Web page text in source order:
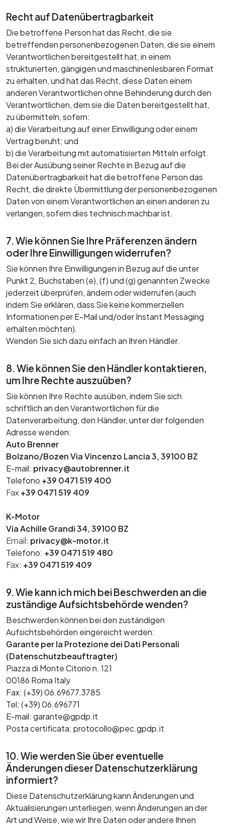
Recht auf Datenübertragbarkeit
Die betroffene Person hat das Recht, die sie
betreffenden personenbezogenen Daten, die sie einem
Verantwortlichen bereitgestellt hat, in einem
strukturierten, gängigen und maschinenlesbaren Format
zu erhalten, und hat das Recht, diese Daten einem
anderen Verantwortlichen ohne Behinderung durch den
Verantwortlichen, dem sie die Daten bereitgestellt hat,
zu übermitteln, sofern:
a) die Verarbeitung auf einer Einwilligung oder einem
Vertrag beruht; und
b) die Verarbeitung mit automatisierten Mitteln erfolgt.
Bei der Ausübung seiner Rechte in Bezug auf die
Datenübertragbarkeit hat die betroffene Person das
Recht, die direkte Übermittlung der personenbezogenen
Daten von einem Verantwortlichen an einen anderen zu
verlangen, sofern dies technisch machbar ist.
7. Wie können Sie Ihre Präferenzen ändern
oder Ihre Einwilligungen widerrufen?
Sie können Ihre Einwilligungen in Bezug auf die unter
Punkt 2, Buchstaben (e), (f) und (g) genannten Zwecke
jederzeit überprüfen, ändern oder widerrufen (auch
indem Sie erklären, dass Sie keine kommerziellen
Informationen per E-Mail und/oder Instant Messaging
erhalten möchten).
Wenden Sie sich dazu einfach an Ihren Händler.
8. Wie können Sie den Händler kontaktieren,
um Ihre Rechte auszuüben?
Sie können Ihre Rechte ausüben, indem Sie sich
schriftlich an den Verantwortlichen für die
Datenverarbeitung, den Händler, unter der folgenden
Adresse wenden:
Auto Brenner
Bolzano/Bozen Via Vincenzo Lancia 3, 39100 BZ
E-mail: privacy@autobrenner.it
Telefono +39 0471 519 400
Fax+39 0471 519 409
K-Motor
Via Achille Grandi 34, 39100 BZ
Email: privacy@k-motor.it
Telefono: +39 0471 519 480
Fax: +39 0471 519 409
9. Wie kann ich mich bei Beschwerden an die
zuständige Aufsichtsbehörde wenden?
Beschwerden können bei den zuständigen
Aufsichtsbehörden eingereicht werden:
Garante per la Protezione dei Dati Personali
(Datenschutzbeauftragter)
Piazza di Monte Citorio n. 121
00186 Roma Italy
Fax: (+39) 06.69677.3785
Tel: (+39) 06.696771
E-mail: garante@gpdp.it
Posta certificata: protocollo@pec.gpdp.it
10. Wie werden Sie über eventuelle
Änderungen dieser Datenschutzerklärung
informiert?
Diese Datenschutzerklärung kann Änderungen und
Aktualisierungen unterliegen, wenn Änderungen an der
Art und Weise, wie wir Ihre Daten oder andere Ihnen